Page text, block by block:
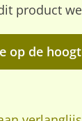
product
op de